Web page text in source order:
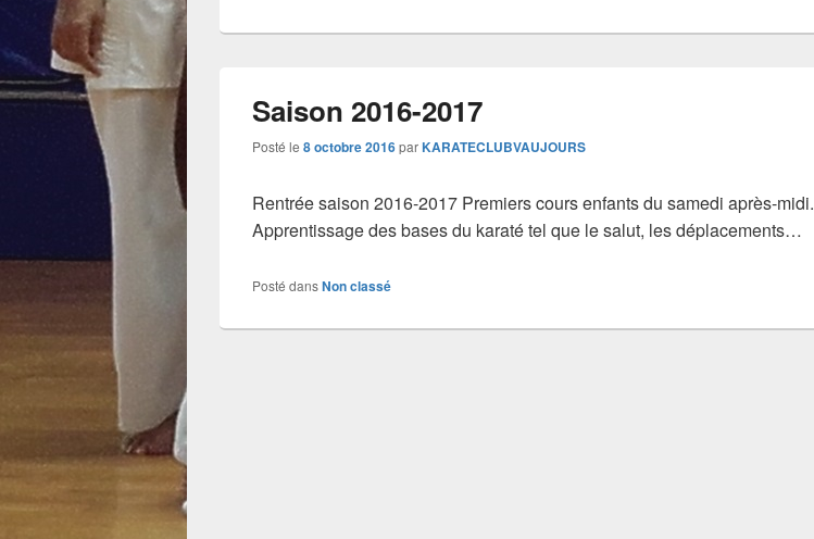
Saison 2016-2017
Posté le 8 octobre 2016parKARATECLUBVAUJOURS
Rentrée saison 2016-2017 Premiers cours enfants du samedi après-midi.
Apprentissage des bases du karaté tel que le salut, les déplacements…
Posté dansNon classé